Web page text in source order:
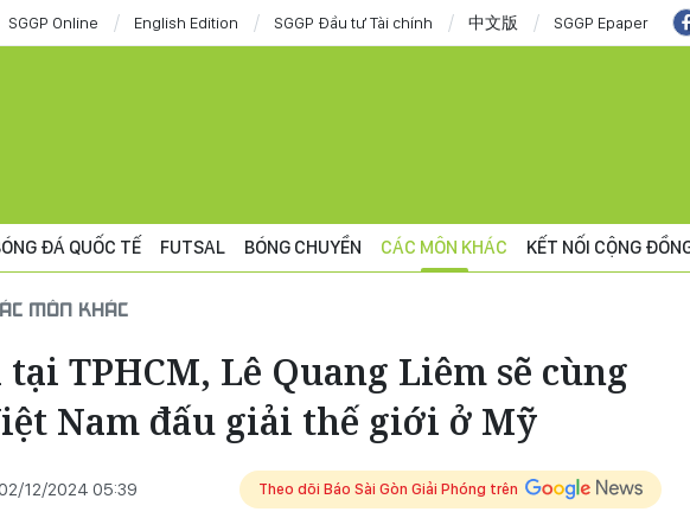
SGGP Online English Edition SGGP Đầu tư Tài chính 中文版 SGGP Epaper
ĐÁ QUỐC TẾ FUTSAL BÓNG CHUYỀN CÁC MÔN KHÁC KẾT NỐI CỘNG
MÔN KHÁC
TPHCM, Lê Quang Liêm sẽ cùng
Nam đấu giải thế giới ở Mỹ
12/2024 05:39 Theo dõi Báo Sài Gòn Giải Phóng trên